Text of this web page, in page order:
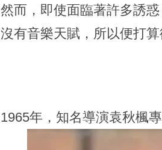
然而，即使面臨著許多誘
沒有音樂天賦，所以便打算
1965年，知名導演袁秋楓